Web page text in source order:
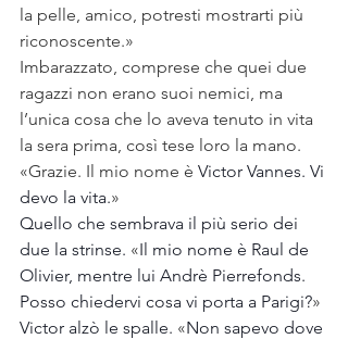
la pelle, amico, potresti mostrarti più
riconoscente.»
Imbarazzato, comprese che quei due
ragazzi non erano suoi nemici, ma
l’unica cosa che lo aveva tenuto in vita
la sera prima, così tese loro la mano.
«Grazie. Il mio nome è Victor Vannes. Vi
devo la vita.»
Quello che sembrava il più serio dei
due la strinse. «Il mio nome è Raul de
Olivier, mentre lui Andrè Pierrefonds.
Posso chiedervi cosa vi porta a Parigi?»
Victor alzò le spalle. «Non sapevo dove